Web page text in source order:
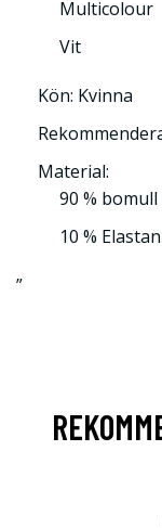
Multicolour
Vit
Kön: Kvinna
Material:
90 % bomull
10 % Elastan
”